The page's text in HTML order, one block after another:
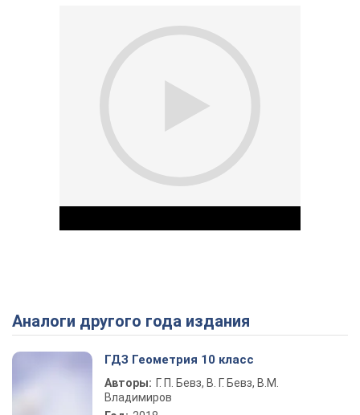
Play Video
Аналоги другого года издания
ГДЗ Геометрия 10 класс
Авторы: Г. П. Бевз, В. Г. Бевз, В.М.
Владимиров